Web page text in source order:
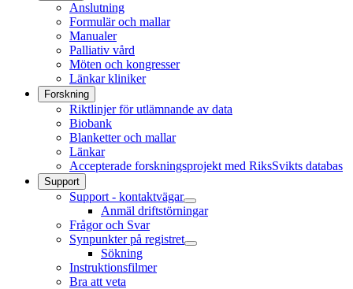
Anslutning
Formulär och mallar
Manualer
Palliativ vård
Möten och kongresser
Länkar kliniker
Forskning
Riktlinjer för utlämnande av data
Biobank
Blanketter och mallar
Länkar
Accepterade forskningsprojekt med RiksSvikts databas
Support
Support - kontaktvägar
Anmäl driftstörningar
Frågor och Svar
Synpunkter på registret
Sökning
Instruktionsfilmer
Bra att veta